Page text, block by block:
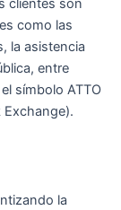
clientes son
como las
la asistencia
entre
símbolo ATTO
Exchange).
la